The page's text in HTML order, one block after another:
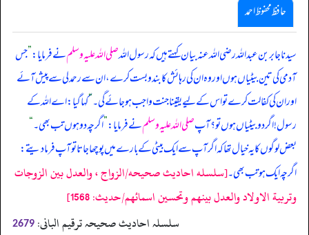
حافظ محفوظ احمد
سیدنا جابر بن عبداللہ رضی اللہ عنہ بیان کہتے ہیں کہ رسول اللہصلی اللہ علیہ وسلمنے فرمایا:”جس
آدمی کی تین بیٹیاں ہوں اور وہ ان کی رہائش کا بندوبست کرے، ان سے رحمدلی سے پیش آئے
اور ان کی کفالت کرے تو اس کے لیے یقینا جنت واجب ہو جائے گی۔“کہا گیا: اے الله کے
رسول! اگر دو بیٹیاں ہوں تو؟ آپصلی اللہ علیہ وسلمنے فرمایا:”اگرچہ دو ہوں تب بھی۔“
بعض لوگوں کا یہ خیال تھا کہ اگر آپ سے ایک بیٹی کے بارے میں پوچھا جاتا تو آپ فرما دیتے:
اگرچہ ایک ہو تب بھی۔[سلسله احاديث صحيحه/الزواج ، والعدل بين الزوجات
وتربية الاولاد والعدل بينهم وتحسين اسمائهم/حدیث: 1568]
سلسلہ احادیث صحیحہ ترقیم البانی: 2679